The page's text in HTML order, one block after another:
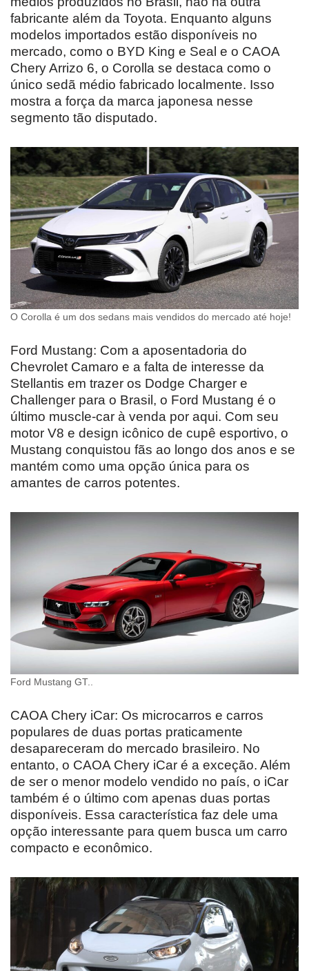
fabricante além da Toyota. Enquanto alguns
modelos importados estão disponíveis no
mercado, como o BYD King e Seal e o CAOA
Chery Arrizo 6, o Corolla se destaca como o
único sedã médio fabricado localmente. Isso
mostra a força da marca japonesa nesse
segmento tão disputado.
O Corolla é um dos sedans mais vendidos do mercado até hoje!
Ford Mustang: Com a aposentadoria do
Chevrolet Camaro e a falta de interesse da
Stellantis em trazer os Dodge Charger e
Challenger para o Brasil, o Ford Mustang é o
último muscle-car à venda por aqui. Com seu
motor V8 e design icônico de cupê esportivo, o
Mustang conquistou fãs ao longo dos anos e se
mantém como uma opção única para os
amantes de carros potentes.
Ford Mustang GT..
CAOA Chery iCar: Os microcarros e carros
populares de duas portas praticamente
desapareceram do mercado brasileiro. No
entanto, o CAOA Chery iCar é a exceção. Além
de ser o menor modelo vendido no país, o iCar
também é o último com apenas duas portas
disponíveis. Essa característica faz dele uma
opção interessante para quem busca um carro
compacto e econômico.